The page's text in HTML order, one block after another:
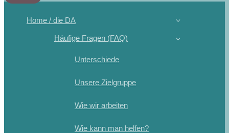
Home / die DA
Häufige Fragen (FAQ)
Unterschiede
Unsere Zielgruppe
Wie wir arbeiten
Wie kann man helfen?